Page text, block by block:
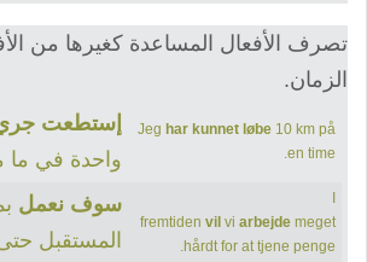
تصرف الأفعال المساعدة كغيرها من
الزمان.
Jeg har kunnet løbe 10 km på
en time.
إستطعت
واحدة في
I
fremtiden vil vi arbejde meget
hårdt for at tjene penge.
سوف نعمل
المستقبل